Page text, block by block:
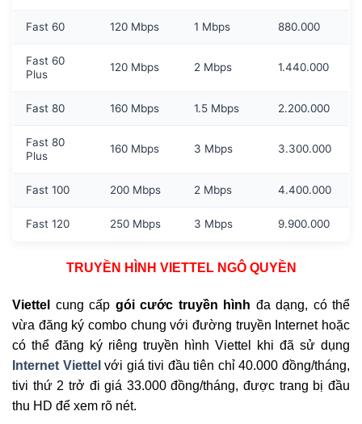
Fast 60 120 Mbps 1 Mbps 880.000
Fast 60
Plus
120 Mbps 2 Mbps 1.440.000
Fast 80 160 Mbps 1.5 Mbps 2.200.000
Fast 80
Plus
160 Mbps 3 Mbps 3.300.000
Fast 100 200 Mbps 2 Mbps 4.400.000
Fast 120 250 Mbps 3 Mbps 9.900.000
TRUYỀN HÌNH VIETTEL NGÔ QUYỀN
Viettel cung cấp gói cước truyền hình đa dạng, có thể
vừa đăng ký combo chung với đường truyền Internet hoặc
có thể đăng ký riêng truyền hình Viettel khi đã sử dụng
Internet Viettel với giá tivi đầu tiên chỉ 40.000 đồng/tháng,
tivi thứ 2 trở đi giá 33.000 đồng/tháng, được trang bị đầu
thu HD để xem rõ nét.